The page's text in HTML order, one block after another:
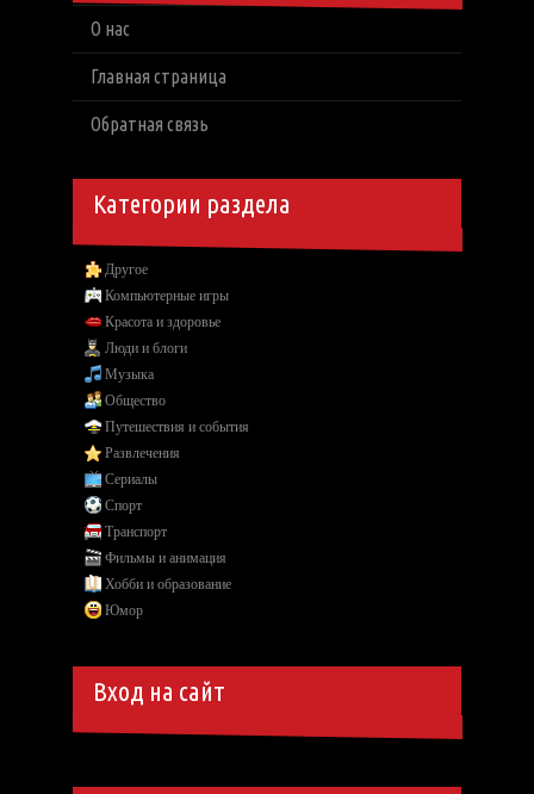
О нас
Главная страница
Обратная связь
Категории раздела
Другое
Компьютерные игры
Красота и здоровье
Люди и блоги
Музыка
Общество
Путешествия и события
Развлечения
Сериалы
Спорт
Транспорт
Фильмы и анимация
Хобби и образование
Юмор
Вход на сайт